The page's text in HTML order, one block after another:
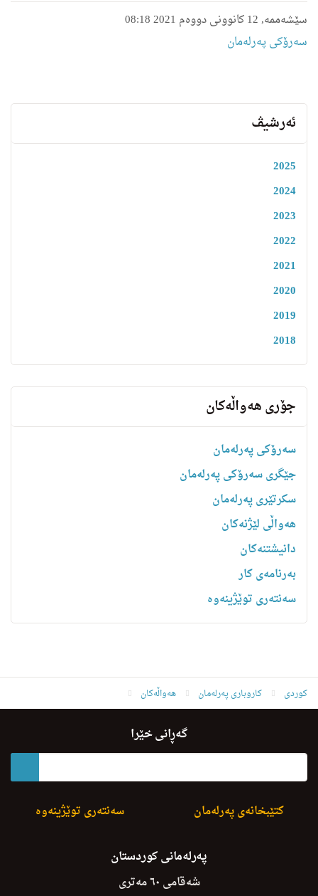
سێشەممە, 12 کانوونی دووەم 2021 08:18
سەرۆکی پەرلەمان
ئەرشیڤ
2025
2024
2023
2022
2021
2020
2019
2018
جۆری هەواڵەکان
سەرۆکی پەرلەمان
جێگری سەرۆکی پەرلەمان
سکرتێری پەرلەمان
هه‌واڵى لێژنه‌كان
دانیشتنه‌کان
بەرنامەی کار
سەنتەری توێژینەوە
کوردی کاروباری پەرلەمان هەواڵەکان
D.rewaz: Kurdistani Nwe D.P. Nwe Buگەڕانی خێرا
سەنتەری توێژینەوە کتێبخانەی پەرلەمان
پەرلەمانی کوردستان
شەقامی ٦٠ مەتری